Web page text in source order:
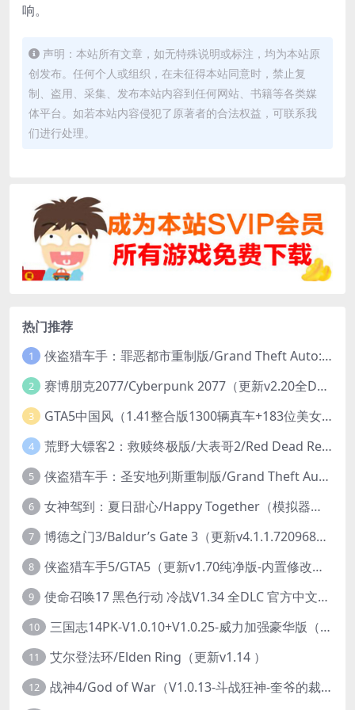
响。
声明：本站所有文章，如无特殊说明或标注，均为本站原
创发布。任何个人或组织，在未征得本站同意时，禁止复
制、盗用、采集、发布本站内容到任何网站、书籍等各类媒
体平台。如若本站内容侵犯了原著者的合法权益，可联系我
们进行处理。
热门推荐
1 侠盗猎车手：罪恶都市重制版/Grand Theft Auto: Vice City – The Definitive Edition
2 赛博朋克2077/Cyberpunk 2077（更新v2.20全DLC）
3 GTA5中国风（1.41整合版1300辆真车+183位美女与英雄+200%存档）
4 荒野大镖客2：救赎终极版/大表哥2/Red Dead Redemption 2: Ultimate Edition（更新v1491.50终极版）
5 侠盗猎车手：圣安地列斯重制版/Grand Theft Auto: San Andreas – The Definitive Edition（更新v1.113.49697469）
6 女神驾到：夏日甜心/Happy Together（模拟器版-升级豪华终极珍藏版+全DLC）
7 博德之门3/Baldur’s Gate 3（更新v4.1.1.7209685）
8 侠盗猎车手5/GTA5（更新v1.70纯净版-内置修改器+通关存档）
9 使命召唤17 黑色行动 冷战V1.34 全DLC 官方中文版COD17
10 三国志14PK-V1.0.10+V1.0.25-威力加强豪华版（武将面容套装-全DLC+季票+特典+中文语音+编辑修改器）
11 艾尔登法环/Elden Ring（更新v1.14 ）
12
战神4/God of War（V1.0.13-斗战狂神-奎爷的裁决+全DLC）